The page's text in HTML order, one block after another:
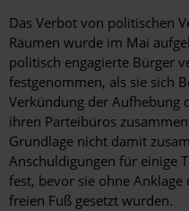
Das Verbot von politischen
Räumen wurde im Mai
politisch engagierte Bürger
festgenommen, als sie sich
Verkündung der Aufhebung
ihren Parteibüros
Grundlage nicht damit
Anschuldigungen für einige
fest, bevor sie ohne
freien Fuß gesetzt wurden.